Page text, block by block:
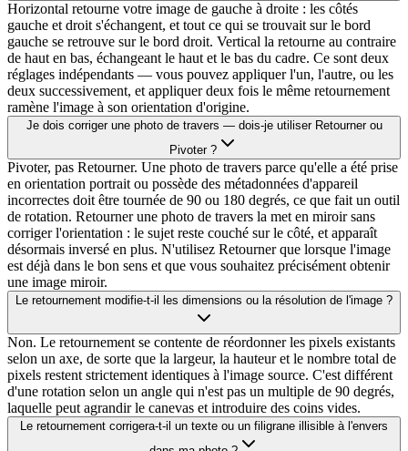
Horizontal retourne votre image de gauche à droite : les côtés
gauche et droit s'échangent, et tout ce qui se trouvait sur le bord
gauche se retrouve sur le bord droit. Vertical la retourne au contraire
de haut en bas, échangeant le haut et le bas du cadre. Ce sont deux
réglages indépendants — vous pouvez appliquer l'un, l'autre, ou les
deux successivement, et appliquer deux fois le même retournement
ramène l'image à son orientation d'origine.
Je dois corriger une photo de travers — dois-je utiliser Retourner ou
Pivoter ?
Pivoter, pas Retourner. Une photo de travers parce qu'elle a été prise
en orientation portrait ou possède des métadonnées d'appareil
incorrectes doit être tournée de 90 ou 180 degrés, ce que fait un outil
de rotation. Retourner une photo de travers la met en miroir sans
corriger l'orientation : le sujet reste couché sur le côté, et apparaît
désormais inversé en plus. N'utilisez Retourner que lorsque l'image
est déjà dans le bon sens et que vous souhaitez précisément obtenir
une image miroir.
Le retournement modifie-t-il les dimensions ou la résolution de l'image ?
Non. Le retournement se contente de réordonner les pixels existants
selon un axe, de sorte que la largeur, la hauteur et le nombre total de
pixels restent strictement identiques à l'image source. C'est différent
d'une rotation selon un angle qui n'est pas un multiple de 90 degrés,
laquelle peut agrandir le canevas et introduire des coins vides.
Le retournement corrigera-t-il un texte ou un filigrane illisible à l'envers